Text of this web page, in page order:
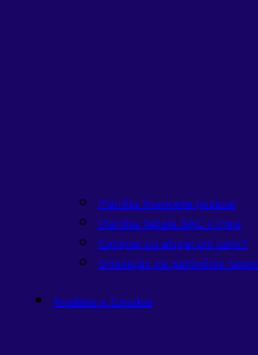
Planilha financeira pessoal
Planilha Tabela SAC x Price
Comprar ou alugar um carro?
Simulação de patrimônio futuro
Análises e Estudos